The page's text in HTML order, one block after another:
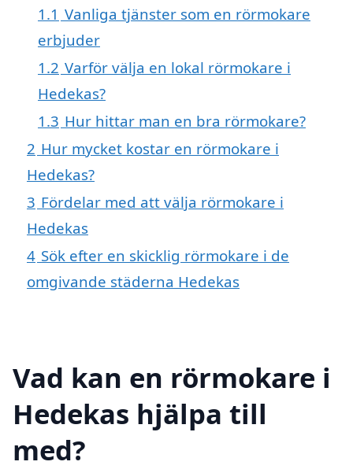
1.1 Vanliga tjänster som en rörmokare
erbjuder
1.2 Varför välja en lokal rörmokare i
Hedekas?
1.3 Hur hittar man en bra rörmokare?
2 Hur mycket kostar en rörmokare i
Hedekas?
3 Fördelar med att välja rörmokare i
Hedekas
4 Sök efter en skicklig rörmokare i de
omgivande städerna Hedekas
Vad kan en rörmokare i
Hedekas hjälpa till
med?